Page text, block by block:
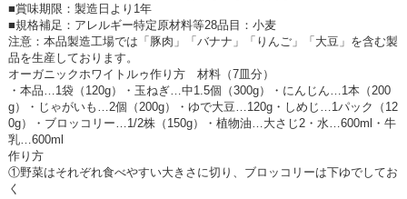
■賞味期限：製造日より1年
■規格補足：アレルギー特定原材料等28品目：小麦
注意：本品製造工場では「豚肉」「バナナ」「りんご」「大豆」を含む製
品を生産しております。
オーガニックホワイトルゥ作り方 材料（7皿分）
・本品…1袋（120g）・玉ねぎ…中1.5個（300g）・にんじん…1本（200
g）・じゃがいも…2個（200g）・ゆで大豆…120g・しめじ…1パック（12
0g）・ブロッコリー…1/2株（150g）・植物油…大さじ2・水…600ml・牛
乳…600ml
作り方
①野菜はそれぞれ食べやすい大きさに切り、ブロッコリーは下ゆでしてお
く